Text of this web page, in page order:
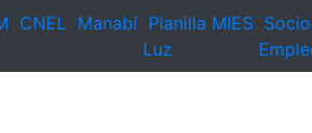
CNEL Manabí Planilla
Luz
MIES Socio